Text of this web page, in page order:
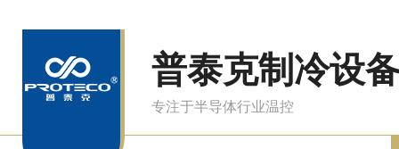
普泰克制冷设
专注于半导体行业温控